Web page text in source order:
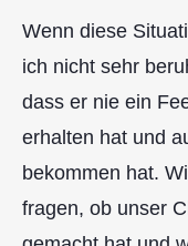
Wenn diese
ich nicht sehr
dass er nie ein
erhalten hat und
bekommen hat.
fragen, ob unser